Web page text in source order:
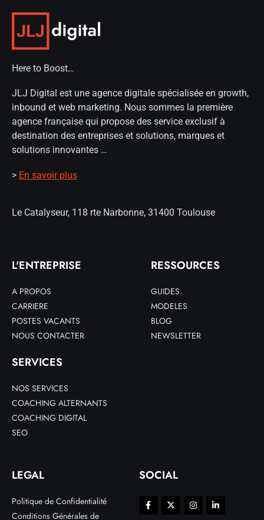
Here to Boost…
JLJ Digital est une agence digitale spécialisée en growth,
inbound et web marketing. Nous sommes la première
agence française qui propose des service exclusif à
destination des entreprises et solutions, marques et
solutions innovantes …
> En savoir plus
Le Catalyseur, 118 rte Narbonne, 31400 Toulouse
L'ENTREPRISE
A PROPOS
CARRIERE
POSTES VACANTS
NOUS CONTACTER
SERVICES
NOS SERVICES
COACHING ALTERNANTS
COACHING DIGITAL
SEO
RESSOURCES
GUIDES
MODELES
BLOG
NEWSLETTER
LEGAL
Politique de Confidentialité
Conditions Générales de
SOCIAL